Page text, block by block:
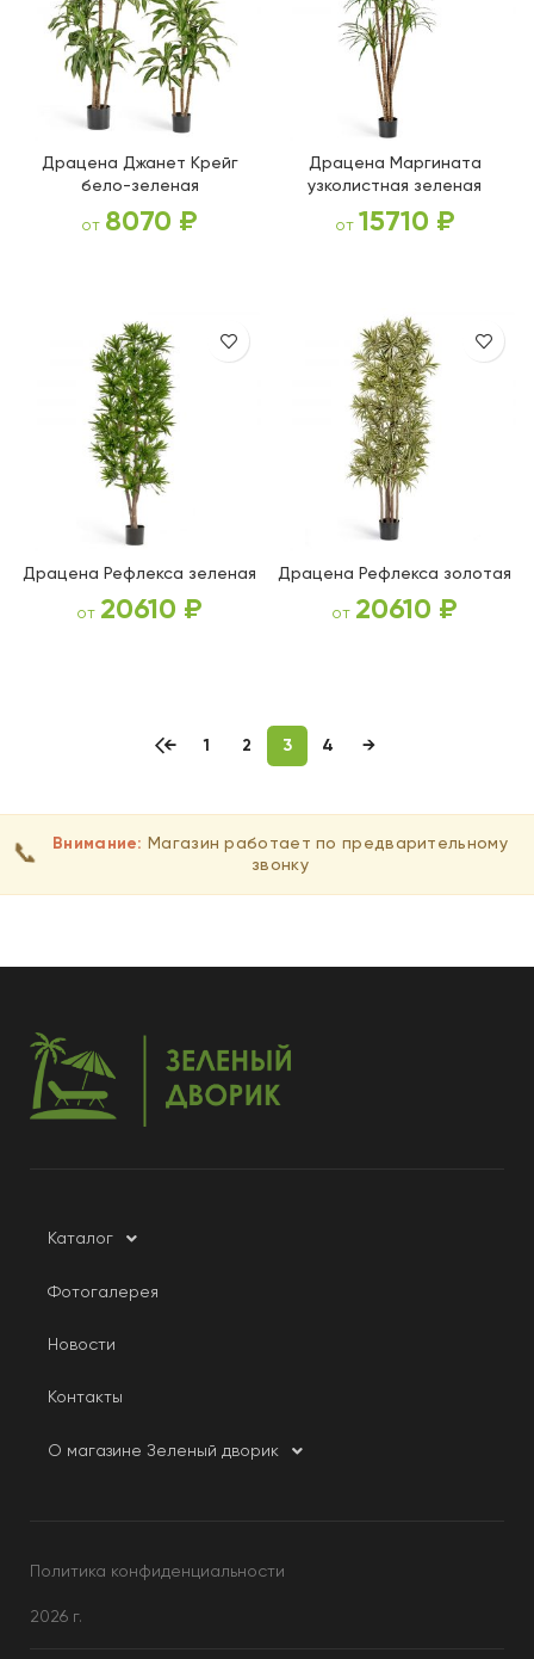
Драцена Джанет Крейг
бело-зеленая
от 8070 ₽
Драцена Маргината
узколистная зеленая
от 15710 ₽
Драцена Рефлекса зеленая
от 20610 ₽
Драцена Рефлекса золотая
от 20610 ₽
← 1 2 3 4 →
📞 Внимание: Магазин работает по предварительному
звонку
Каталог
Фотогалерея
Новости
Контакты
О магазине Зеленый дворик
Политика конфиденциальности
2026 г.